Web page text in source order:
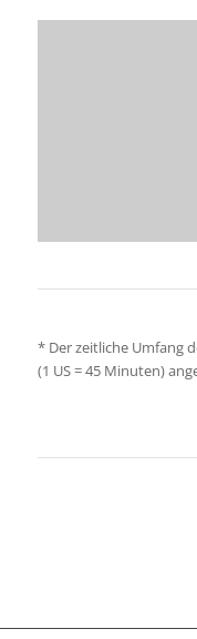
* Der zeitliche Umfang
(1 US = 45 Minuten)